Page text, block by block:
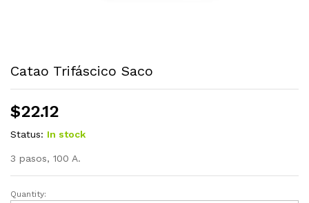
Catao Trifáscico Saco
$22.12
Status: In stock
3 pasos, 100 A.
Catao
Quantity: